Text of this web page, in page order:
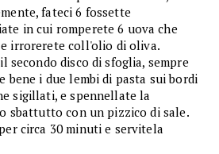
fateci 6 fossette
in cui romperete 6 uova che
irrorerete coll'olio di oliva.
disco di sfoglia, sempre
bene i due lembi di pasta sui bordi
sigillati, e spennellate la
sbattutto con un pizzico di sale.
circa 30 minuti e servitela